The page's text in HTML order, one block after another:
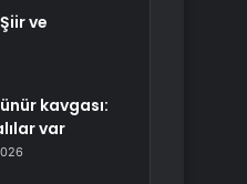
ve
kavgası:
var